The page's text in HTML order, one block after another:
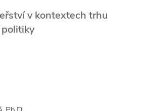
v kontextech trhu